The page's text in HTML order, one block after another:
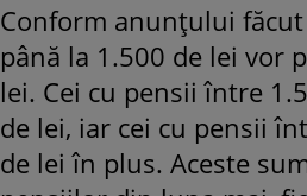
Conform anunțului
până la 1.500 de lei vor
lei. Cei cu pensii între
de lei, iar cei cu pensii
de lei în plus. Aceste